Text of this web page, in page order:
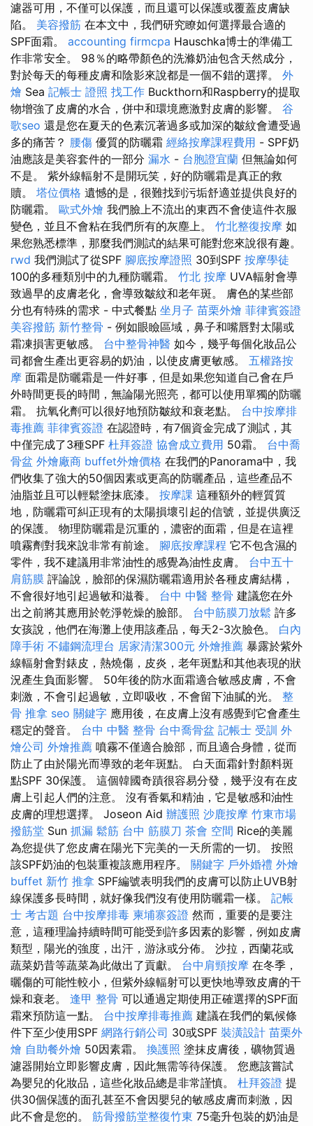
濾器可用，不僅可以保護，而且還可以保護或覆蓋皮膚缺
陷。 美容撥筋 在本文中，我們研究瞭如何選擇最合適的
SPF面霜。 accounting firmcpa Hauschka博士的準備工
作非常安全。 98％的略帶顏色的洗滌奶油包含天然成分，
對於每天的每種皮膚和陰影來說都是一個不錯的選擇。 外
燴 Sea 記帳士 證照 找工作 Buckthorn和Raspberry的提取
物增強了皮膚的水合，併中和環境應激對皮膚的影響。 谷
歌seo 還是您在夏天的色素沉著過多或加深的皺紋會遭受過
多的痛苦？ 腰傷 優質的防曬霜 經絡按摩課程費用 - SPF奶
油應該是美容套件的一部分 漏水 - 台胞證宜蘭 但無論如何
不是。 紫外線輻射不是開玩笑，好的防曬霜是真正的救
贖。 塔位價格 遺憾的是，很難找到污垢舒適並提供良好的
防曬霜。 歐式外燴 我們臉上不流出的東西不會使這件衣服
變色，並且不會粘在我們所有的灰塵上。 竹北整復按摩 如
果您熟悉標準，那麼我們測試的結果可能對您來說很有趣。
rwd 我們測試了從SPF 腳底按摩證照 30到SPF 按摩學徒
100的多種類別中的九種防曬霜。 竹北 按摩 UVA輻射會導
致過早的皮膚老化，會導致皺紋和老年斑。 膚色的某些部
分也有特殊的需求 - 中式餐點 坐月子 苗栗外燴 菲律賓簽證
美容撥筋 新竹整骨 - 例如眼瞼區域，鼻子和嘴唇對太陽或
霜凍損害更敏感。 台中整骨神醫 如今，幾乎每個化妝品公
司都會生產出更容易的奶油，以使皮膚更敏感。 五權路按
摩 面霜是防曬霜是一件好事，但是如果您知道自己會在戶
外時間更長的時間，無論陽光照亮，都可以使用單獨的防曬
霜。 抗氧化劑可以很好地預防皺紋和衰老點。 台中按摩排
毒推薦 菲律賓簽證 在認證時，有7個資金完成了測試，其
中僅完成了3種SPF 杜拜簽證 協會成立費用 50霜。 台中喬
骨盆 外燴廠商 buffet外燴價格 在我們的Panorama中，我
們收集了強大的50個因素或更高的防曬產品，這些產品不
油脂並且可以輕鬆塗抹底漆。 按摩課 這種額外的輕質質
地，防曬霜可糾正現有的太陽損壞引起的信號，並提供廣泛
的保護。 物理防曬霜是沉重的，濃密的面霜，但是在這裡
噴霧劑對我來說非常有前途。 腳底按摩課程 它不包含濕的
零件，我不建議用非常油性的感覺為油性皮膚。 台中五十
肩筋膜 評論說，臉部的保濕防曬霜適用於各種皮膚結構，
不會很好地引起過敏和滋養。 台中 中醫 整骨 建議您在外
出之前將其應用於乾淨乾燥的臉部。 台中筋膜刀放鬆 許多
女孩說，他們在海灘上使用該產品，每天2-3次臉色。 白內
障手術 不鏽鋼流理台 居家清潔300元 外燴推薦 暴露於紫外
線輻射會對錶皮，熱燒傷，皮炎，老年斑點和其他表現的狀
況產生負面影響。 50年後的防水面霜適合敏感皮膚，不會
刺激，不會引起過敏，立即吸收，不會留下油膩的光。 整
骨 推拿 seo 關鍵字 應用後，在皮膚上沒有感覺到它會產生
穩定的聲音。 台中 中醫 整骨 台中喬骨盆 記帳士 受訓 外
燴公司 外燴推薦 噴霧不僅適合臉部，而且適合身體，從而
防止了由於陽光而導致的老年斑點。 白天面霜針對顏料斑
點SPF 30保護。 這個韓國奇蹟很容易分發，幾乎沒有在皮
膚上引起人們的注意。 沒有香氣和精油，它是敏感和油性
皮膚的理想選擇。 Joseon Aid 辦護照 沙鹿按摩 竹東市場
撥筋堂 Sun 抓漏 鬆筋 台中 筋膜刀 茶會 空間 Rice的美麗
為您提供了您皮膚在陽光下完美的一天所需的一切。 按照
該SPF奶油的包裝重複該應用程序。 關鍵字 戶外婚禮 外燴
buffet 新竹 推拿 SPF編號表明我們的皮膚可以防止UVB射
線保護多長時間，就好像我們沒有使用防曬霜一樣。 記帳
士 考古題 台中按摩排毒 柬埔寨簽證 然而，重要的是要注
意，這種理論持續時間可能受到許多因素的影響，例如皮膚
類型，陽光的強度，出汗，游泳或分佈。 沙拉，西蘭花或
蔬菜奶昔等蔬菜為此做出了貢獻。 台中肩頸按摩 在冬季，
曬傷的可能性較小，但紫外線輻射可以更快地導致皮膚的干
燥和衰老。 逢甲 整骨 可以通過定期使用正確選擇的SPF面
霜來預防這一點。 台中按摩排毒推薦 建議在我們的氣候條
件下至少使用SPF 網路行銷公司 30或SPF 裝潢設計 苗栗外
燴 自助餐外燴 50因素霜。 換護照 塗抹皮膚後，礦物質過
濾器開始立即影響皮膚，因此無需等待保護。 您應該嘗試
為嬰兒的化妝品，這些化妝品總是非常謹慎。 杜拜簽證 提
供30個保護的面孔甚至不會因嬰兒的敏感皮膚而刺激，因
此不會是您的。 筋骨撥筋堂整復竹東 75毫升包裝的奶油是